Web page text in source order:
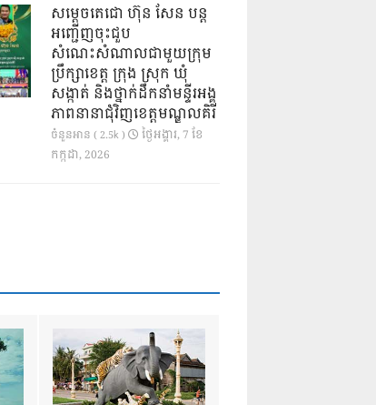
សម្តេចតេជោ ហ៊ុន សែន បន្ត
អញ្ជើញចុះជួប
សំណេះសំណាលជាមួយក្រុម
ប្រឹក្សាខេត្ត ក្រុង ស្រុក ឃុំ
សង្កាត់ និងថ្នាក់ដឹកនាំមន្ទីរអង្គ
ភាពនានាជុំវិញខេត្តមណ្ឌលគិរី
ចំនួនអាន ( 2.5k )
ថ្ងៃ​អង្គារ, 7 ខែ​
កក្កដា, 2026